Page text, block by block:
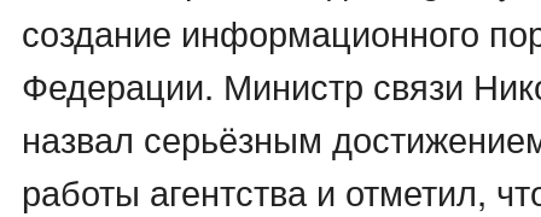
создание информационного
Федерации. Министр связи
назвал серьёзным
работы агентства и отметил,